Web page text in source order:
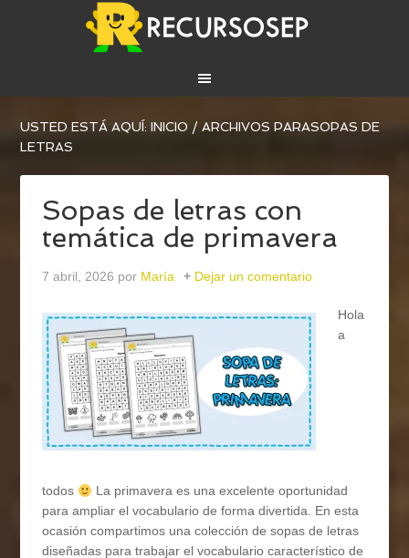
USTED ESTÁ AQUÍ:INICIO / ARCHIVOS PARASOPAS DE
LETRAS
Sopas de letras con
temática de primavera
7 abril, 2026 por María Dejar un comentario
Hola
a
todos
La primavera es una excelente oportunidad
para ampliar el vocabulario de forma divertida. En esta
ocasión compartimos una colección de sopas de letras
diseñadas para trabajar el vocabulario característico de